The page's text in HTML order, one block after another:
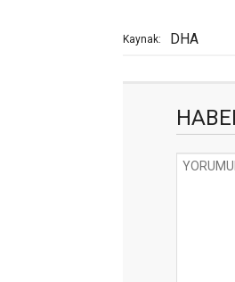
Kaynak: DHA